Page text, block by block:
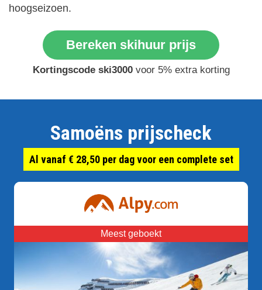
hoogseizoen.
Bereken skihuur prijs
Kortingscode ski3000 voor 5% extra korting
Samoëns prijscheck
Al vanaf € 28,50 per dag voor een complete set
Meest geboekt